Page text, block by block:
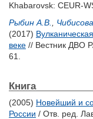
Khabarovsk: CEUR-
Рыбин А.В.
(2017)
веке // Вестник ДВО
61.
Книга
(2005) Новейший и
России / Отв. ред.